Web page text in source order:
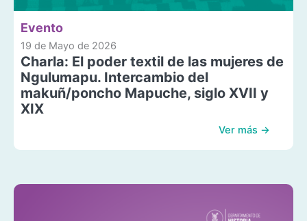
Evento
19 de Mayo de 2026
Charla: El poder textil de las mujeres de
Ngulumapu. Intercambio del
makuñ/poncho Mapuche, siglo XVII y
XIX
Ver más →